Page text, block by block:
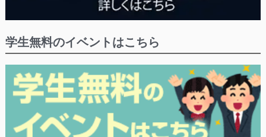
学生無料のイベントはこちら